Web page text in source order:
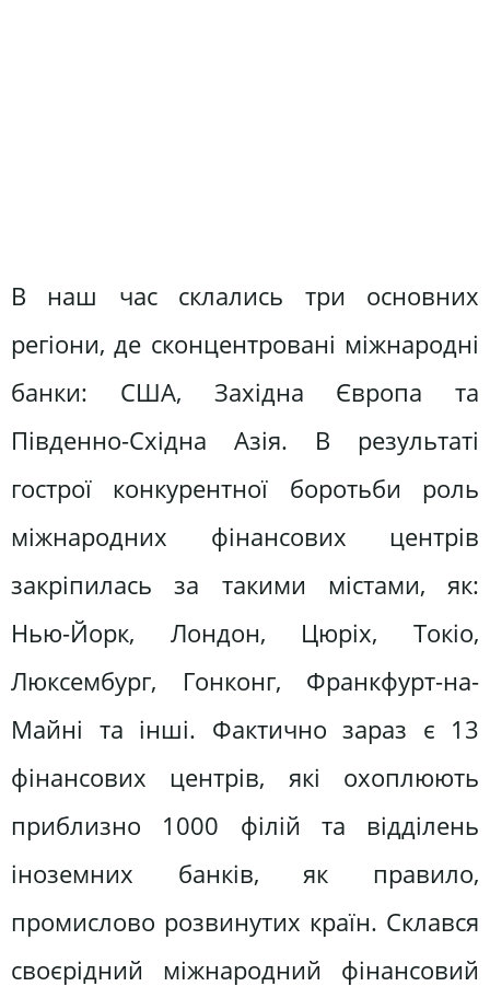
В наш час склались три основних
регіони, де сконцентровані міжнародні
банки: США, Західна Європа та
Південно-Східна Азія. В результаті
гострої конкурентної боротьби роль
міжнародних фінансових центрів
закріпилась за такими містами, як:
Нью-Йорк, Лондон, Цюріх, Токіо,
Люксембург, Гонконг, Франкфурт-на-
Майні та інші. Фактично зараз є 13
фінансових центрів, які охоплюють
приблизно 1000 філій та відділень
іноземних банків, як правило,
промислово розвинутих країн. Склався
своєрідний міжнародний фінансовий